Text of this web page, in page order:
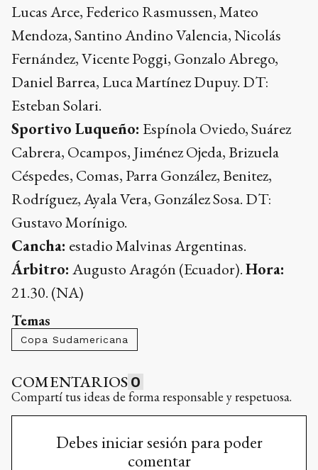
Lucas Arce, Federico Rasmussen, Mateo
Mendoza, Santino Andino Valencia, Nicolás
Fernández, Vicente Poggi, Gonzalo Abrego,
Daniel Barrea, Luca Martínez Dupuy. DT:
Esteban Solari.
Sportivo Luqueño: Espínola Oviedo, Suárez
Cabrera, Ocampos, Jiménez Ojeda, Brizuela
Céspedes, Comas, Parra González, Benitez,
Rodríguez, Ayala Vera, González Sosa. DT:
Gustavo Morínigo.
Cancha: estadio Malvinas Argentinas.
Árbitro: Augusto Aragón (Ecuador).Hora:
21.30. (NA)
Temas
Copa Sudamericana
COMENTARIOS 0
Compartí tus ideas de forma responsable y respetuosa.
Debes iniciar sesión para poder
comentar